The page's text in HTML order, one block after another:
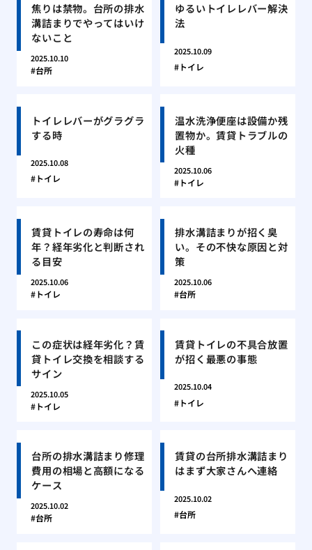
焦りは禁物。台所の排水
溝詰まりでやってはいけ
ないこと
2025.10.10
台所
ゆるいトイレレバー解決
法
2025.10.09
トイレ
トイレレバーがグラグラ
する時
2025.10.08
トイレ
温水洗浄便座は設備か残
置物か。賃貸トラブルの
火種
2025.10.06
トイレ
賃貸トイレの寿命は何
年？経年劣化と判断され
る目安
2025.10.06
トイレ
排水溝詰まりが招く臭
い。その不快な原因と対
策
2025.10.06
台所
この症状は経年劣化？賃
貸トイレ交換を相談する
サイン
2025.10.05
トイレ
賃貸トイレの不具合放置
が招く最悪の事態
2025.10.04
トイレ
台所の排水溝詰まり修理
費用の相場と高額になる
ケース
2025.10.02
台所
賃貸の台所排水溝詰まり
はまず大家さんへ連絡
2025.10.02
台所